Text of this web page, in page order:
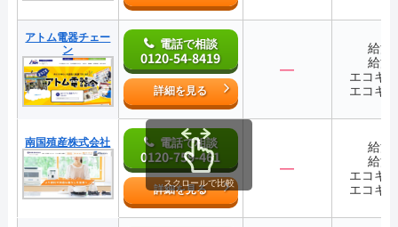
アトム電器チェー
ン
電話で相談
0120-54-8419
詳細を見る
―
給湯
給湯
エコキ
エコキ
南国殖産株式会社 電話で相談
0120-759-461
詳細を見る
―
給湯
給湯
エコキ
エコキ
スクロールで比較